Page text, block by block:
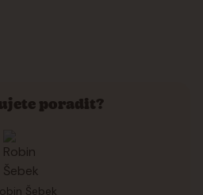
poradit?
Šebek